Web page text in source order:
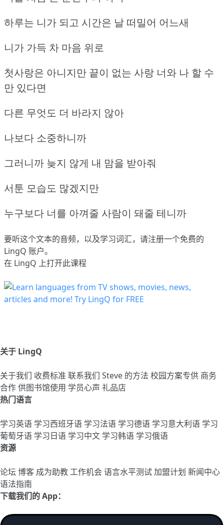
하루는 니가 되고 시간은 날 떠밀어 어느새
니가 가득 차 마음 위로
첫사랑은 아니지만 끝이 없는 사랑 너와 나 할 수
만 있다면
다른 무엇도 더 바라지 않아
나보다 소중하니까
그러니까 늦지 않게 내 맘을 받아줘
서툰 모습도 많겠지만
누구보다 너를 아껴줄 사람이 돼줄 테니까
要听这个文本的音频，以及学习词汇，请注册一个免费的
LingQ 账户。
在 LingQ 上打开此课程
关于 LingQ
关于我们 收费标准 联系我们 Steve 的方法 校园方案专供 商务
合作供图书馆使用 学员心声 礼品店
热门语言
学习英语 学习西班牙语 学习法语 学习德语 学习意大利语 学习
葡萄牙语 学习日语 学习中文 学习韩语 学习俄语
资源
论坛 博客 成为助教工作机会语言水平测试加盟计划 新闻中心
语法指南
下载我们的 App：